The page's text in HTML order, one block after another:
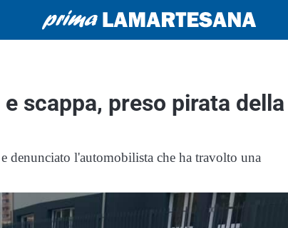
scappa, preso pirata della
denunciato l'automobilista che ha travolto una